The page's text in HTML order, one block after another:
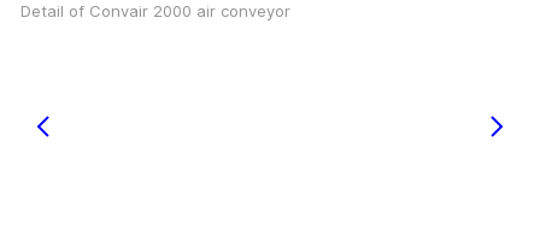
Detail of Convair 2000 air conveyor